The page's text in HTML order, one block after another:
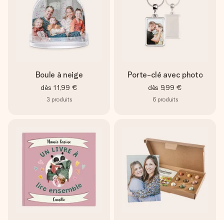
Boule à neige
dès 11,99 €
3 produits
Porte-clé avec photo
dès 9,99 €
6 produits